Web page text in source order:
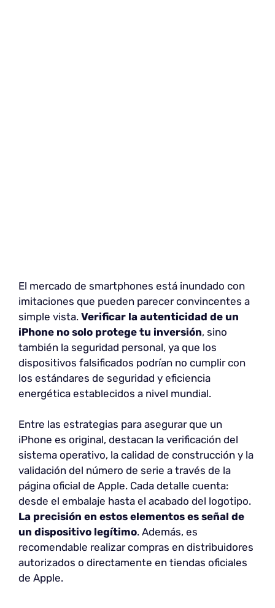
El mercado de smartphones está inundado con
imitaciones que pueden parecer convincentes a
simple vista. Verificar la autenticidad de un
iPhone no solo protege tu inversión, sino
también la seguridad personal, ya que los
dispositivos falsificados podrían no cumplir con
los estándares de seguridad y eficiencia
energética establecidos a nivel mundial.
Entre las estrategias para asegurar que un
iPhone es original, destacan la verificación del
sistema operativo, la calidad de construcción y la
validación del número de serie a través de la
página oficial de Apple. Cada detalle cuenta:
desde el embalaje hasta el acabado del logotipo.
La precisión en estos elementos es señal de
un dispositivo legítimo. Además, es
recomendable realizar compras en distribuidores
autorizados o directamente en tiendas oficiales
de Apple.